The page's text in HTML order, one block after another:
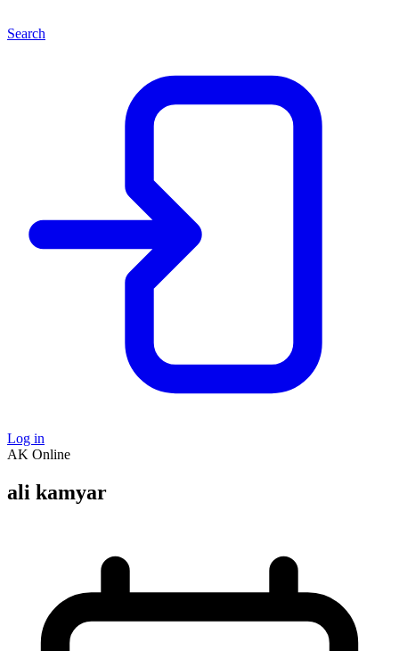
Search
Log in
AK Online
ali kamyar